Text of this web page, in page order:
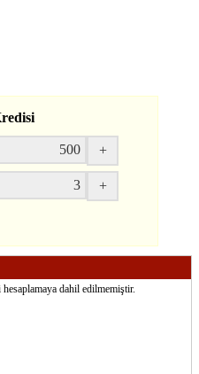
+
+
dahil edilmemiştir.